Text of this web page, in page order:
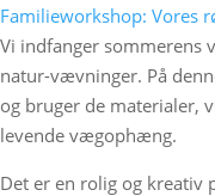
Familieworkshop: Vores
Vi indfanger sommerens
natur-vævninger. På
og bruger de materialer,
levende vægophæng.
Det er en rolig og